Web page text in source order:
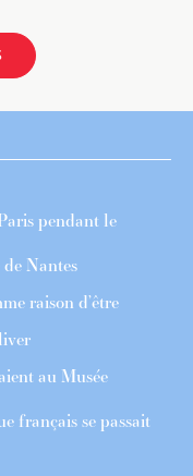
pendant le
Nantes
raison d’être
au Musée
français se passait